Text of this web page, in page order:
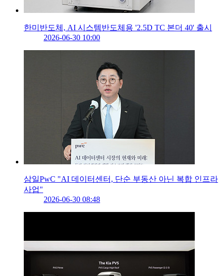
한미반도체, AI 시스템반도체용 '2.5D TC 본더 40' 출시
2026-06-30 10:00
삼일PwC "AI 데이터센터, 단순 부동산 아닌 복합 인프라
사업"
2026-06-30 08:48